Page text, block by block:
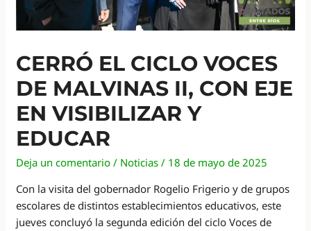
CERRÓ EL CICLO VOCES
DE MALVINAS II, CON EJE
EN VISIBILIZAR Y
EDUCAR
Deja un comentario / Noticias / 18 de mayo de 2025
Con la visita del gobernador Rogelio Frigerio y de grupos
escolares de distintos establecimientos educativos, este
jueves concluyó la segunda edición del ciclo Voces de